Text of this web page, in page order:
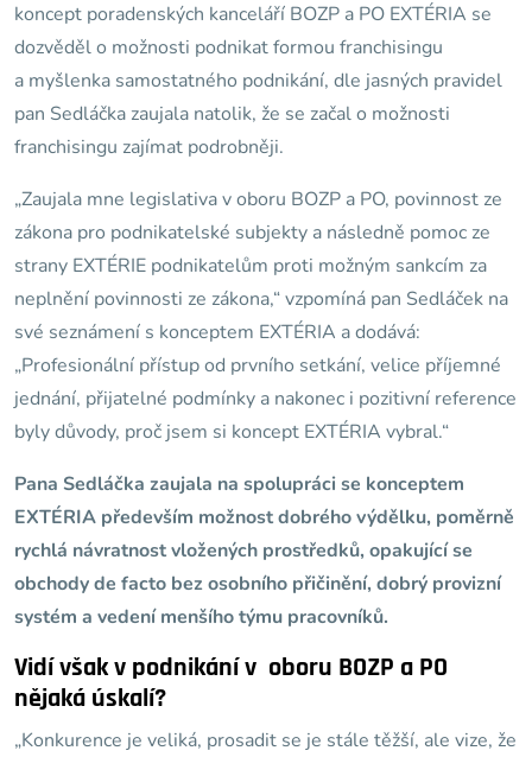
koncept poradenských kanceláří BOZP a PO EXTÉRIA se
dozvěděl o možnosti podnikat formou franchisingu
a myšlenka samostatného podnikání, dle jasných pravidel
pan Sedláčka zaujala natolik, že se začal o možnosti
franchisingu zajímat podrobněji.
„Zaujala mne legislativa v oboru BOZP a PO, povinnost ze
zákona pro podnikatelské subjekty a následně pomoc ze
strany EXTÉRIE podnikatelům proti možným sankcím za
neplnění povinnosti ze zákona,“ vzpomíná pan Sedláček na
své seznámení s konceptem EXTÉRIA a dodává:
„Profesionální přístup od prvního setkání, velice příjemné
jednání, přijatelné podmínky a nakonec i pozitivní reference
byly důvody, proč jsem si koncept EXTÉRIA vybral.“
Pana Sedláčka zaujala na spolupráci se konceptem
EXTÉRIA především možnost dobrého výdělku, poměrně
rychlá návratnost vložených prostředků, opakující se
obchody de facto bez osobního přičinění, dobrý provizní
systém a vedení menšího týmu pracovníků.
Vidí však v podnikání v oboru BOZP a PO
nějaká úskalí?
„Konkurence je veliká, prosadit se je stále těžší, ale vize, že